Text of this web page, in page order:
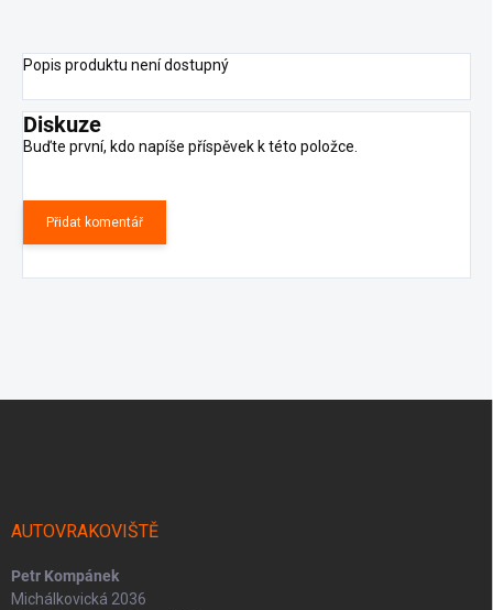
Popis produktu není dostupný
Diskuze
Buďte první, kdo napíše příspěvek k této položce.
Přidat komentář
AUTOVRAKOVIŠTĚ
Petr Kompánek
Michálkovická 2036